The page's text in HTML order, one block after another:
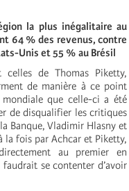
la plus inégalitaire au
64 % des revenus, contre
Unis et 55 % au Brésil
de Thomas Piketty,
de manière à ce point
que celle-ci a été
de disqualifier les critiques
Banque, Vladimir Hlasny et
la fois par Achcar et Piketty,
au premier en
se contenter d’avoir